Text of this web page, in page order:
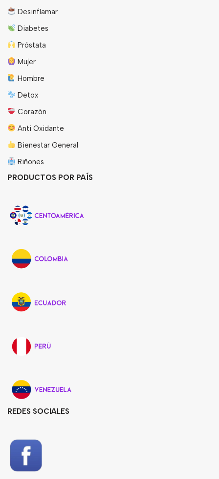
Desinflamar
Diabetes
Próstata
Mujer
Hombre
Detox
Corazón
Anti Oxidante
Bienestar General
Riñones
PRODUCTOS POR PAÍS
REDES SOCIALES